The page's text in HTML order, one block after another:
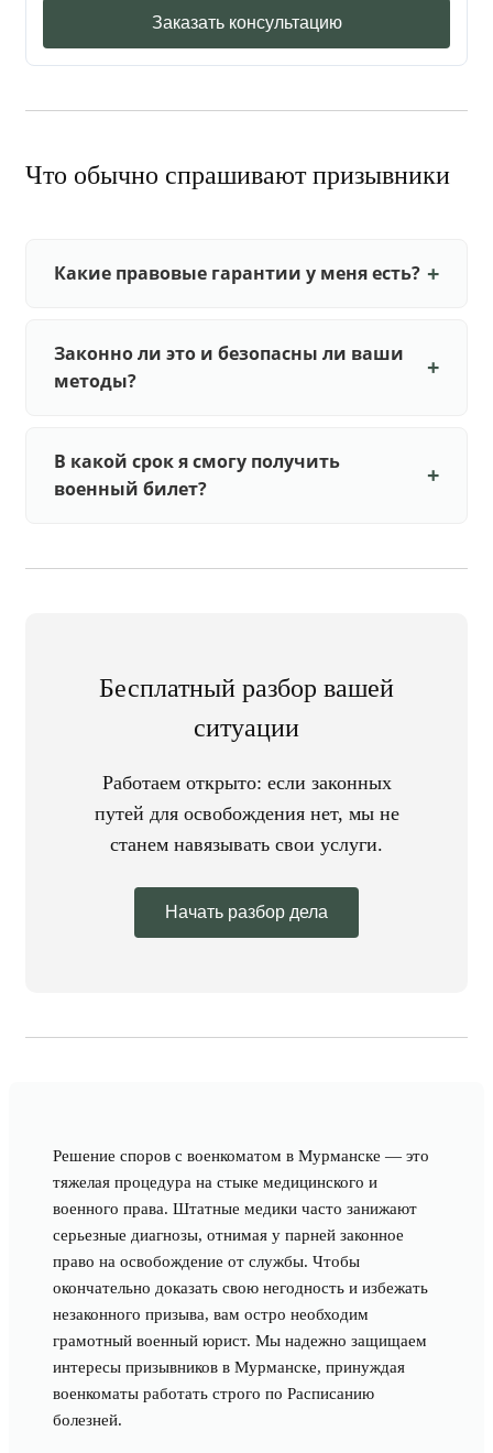
Заказать консультацию
Что обычно спрашивают призывники
Какие правовые гарантии у меня есть?
Законно ли это и безопасны ли ваши
методы?
В какой срок я смогу получить
военный билет?
Бесплатный разбор вашей
ситуации
Работаем открыто: если законных
путей для освобождения нет, мы не
станем навязывать свои услуги.
Начать разбор дела
Решение споров с военкоматом в Мурманске — это
тяжелая процедура на стыке медицинского и
военного права. Штатные медики часто занижают
серьезные диагнозы, отнимая у парней законное
право на освобождение от службы. Чтобы
окончательно доказать свою негодность и избежать
незаконного призыва, вам остро необходим
грамотный военный юрист. Мы надежно защищаем
интересы призывников в Мурманске, принуждая
военкоматы работать строго по Расписанию
болезней.